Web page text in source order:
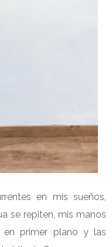
en mis sueños,
se repiten, mis manos
en primer plano y las